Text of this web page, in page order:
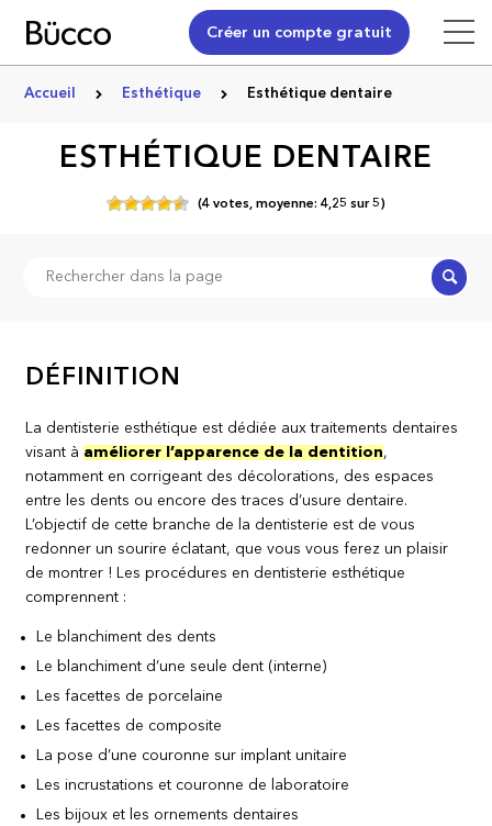
Créer un compte gratuit
Accueil Esthétique Esthétique dentaire
ESTHÉTIQUE DENTAIRE
(4 votes, moyenne: 4,25 sur5)
DÉFINITION
La dentisterie esthétique est dédiée aux traitements dentaires
visant à améliorer l’apparence de la dentition,
notamment en corrigeant des décolorations, des espaces
entre les dents ou encore des traces d’usure dentaire.
L’objectif de cette branche de la dentisterie est de vous
redonner un sourire éclatant, que vous vous ferez un plaisir
de montrer ! Les procédures en dentisterie esthétique
comprennent :
Le blanchiment des dents
Le blanchiment d’une seule dent (interne)
Les facettes de porcelaine
Les facettes de composite
La pose d’une couronne sur implant unitaire
Les incrustations et couronne de laboratoire
Les bijoux et les ornements dentaires